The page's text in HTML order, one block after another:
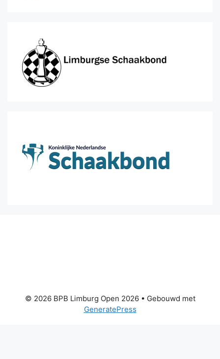
© 2026 BPB Limburg Open 2026• Gebouwd met
GeneratePress